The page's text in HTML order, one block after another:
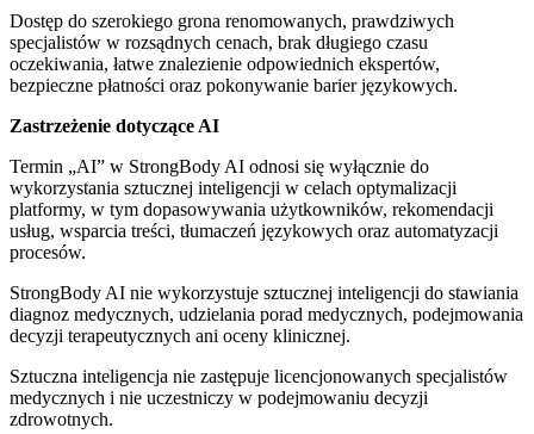
Dostęp do szerokiego grona renomowanych, prawdziwych
specjalistów w rozsądnych cenach, brak długiego czasu
oczekiwania, łatwe znalezienie odpowiednich ekspertów,
bezpieczne płatności oraz pokonywanie barier językowych.
Zastrzeżenie dotyczące AI
Termin „AI” w StrongBody AI odnosi się wyłącznie do
wykorzystania sztucznej inteligencji w celach optymalizacji
platformy, w tym dopasowywania użytkowników, rekomendacji
usług, wsparcia treści, tłumaczeń językowych oraz automatyzacji
procesów.
StrongBody AI nie wykorzystuje sztucznej inteligencji do stawiania
diagnoz medycznych, udzielania porad medycznych, podejmowania
decyzji terapeutycznych ani oceny klinicznej.
Sztuczna inteligencja nie zastępuje licencjonowanych specjalistów
medycznych i nie uczestniczy w podejmowaniu decyzji
zdrowotnych.